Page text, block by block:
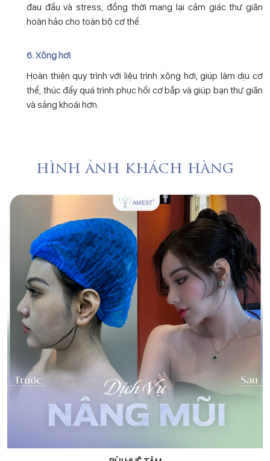
đau đầu và stress, đồng thời mang lại cảm giác thư giãn
hoàn hảo cho toàn bộ cơ thể.
6. Xông hơi
Hoàn thiện quy trình với liệu trình xông hơi, giúp làm dịu cơ
thể, thúc đẩy quá trình phục hồi cơ bắp và giúp bạn thư giãn
và sảng khoái hơn.
hình ảnh khách hàng